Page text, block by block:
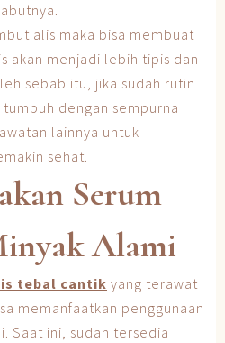
alis maka bisa membuat
akan menjadi lebih tipis dan
sebab itu, jika sudah rutin
dengan sempurna
lainnya untuk
sehat.
Serum
Alami
tebal cantik yang terawat
memanfaatkan penggunaan
Saat ini, sudah tersedia